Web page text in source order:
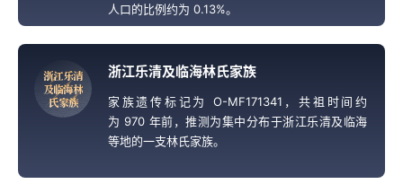
人口的比例约为 0.13%。
浙江乐清
及临海林
氏家族
浙江乐清及临海林氏家族
家族遗传标记为 O-MF171341，共祖时间约
为 970 年前，推测为集中分布于浙江乐清及临海
等地的一支林氏家族。